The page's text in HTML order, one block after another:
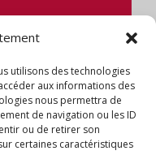
utilisons des technologies
aux informations des
nous permettra de
de navigation ou les ID
ou de retirer son
certaines caractéristiques